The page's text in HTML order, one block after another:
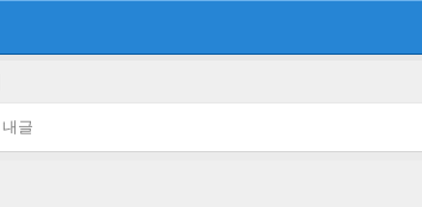
내글